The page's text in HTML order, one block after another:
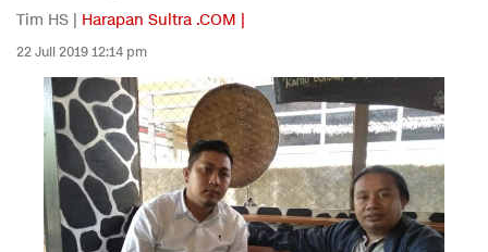
Tim HS | Harapan Sultra .COM |
22 Juli 2019 12:14 pm